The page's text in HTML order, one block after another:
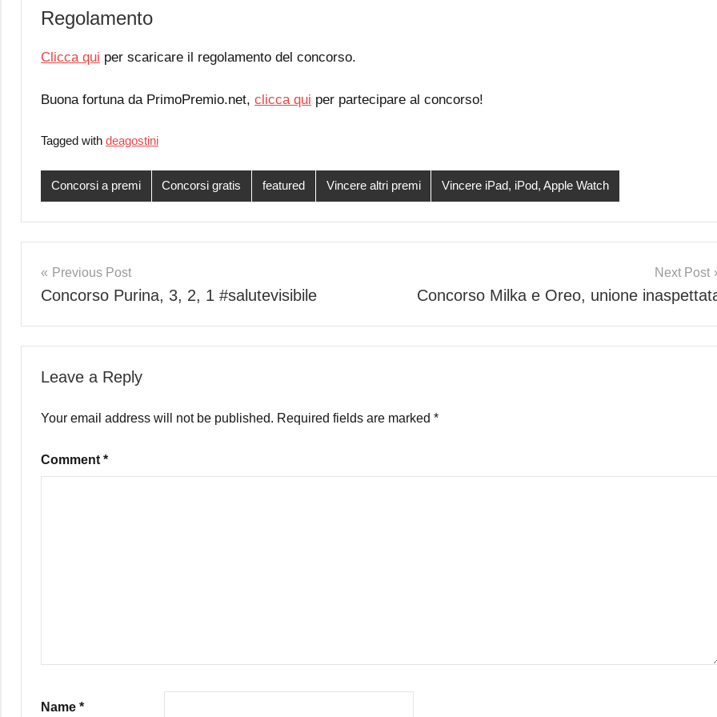
Regolamento
Clicca qui per scaricare il regolamento del concorso.
Buona fortuna da PrimoPremio.net, clicca qui per partecipare al concorso!
Tagged with deagostini
Concorsi a premi Concorsi gratis featured Vincere altri premi Vincere iPad, iPod, Apple Watch
Post
navigation
Previous Post
Concorso Purina, 3, 2, 1 #salutevisibile
Next Post
Concorso Milka e Oreo, unione
Leave a Reply
Your email address will not be published. Required fields are marked *
Comment *
Name *